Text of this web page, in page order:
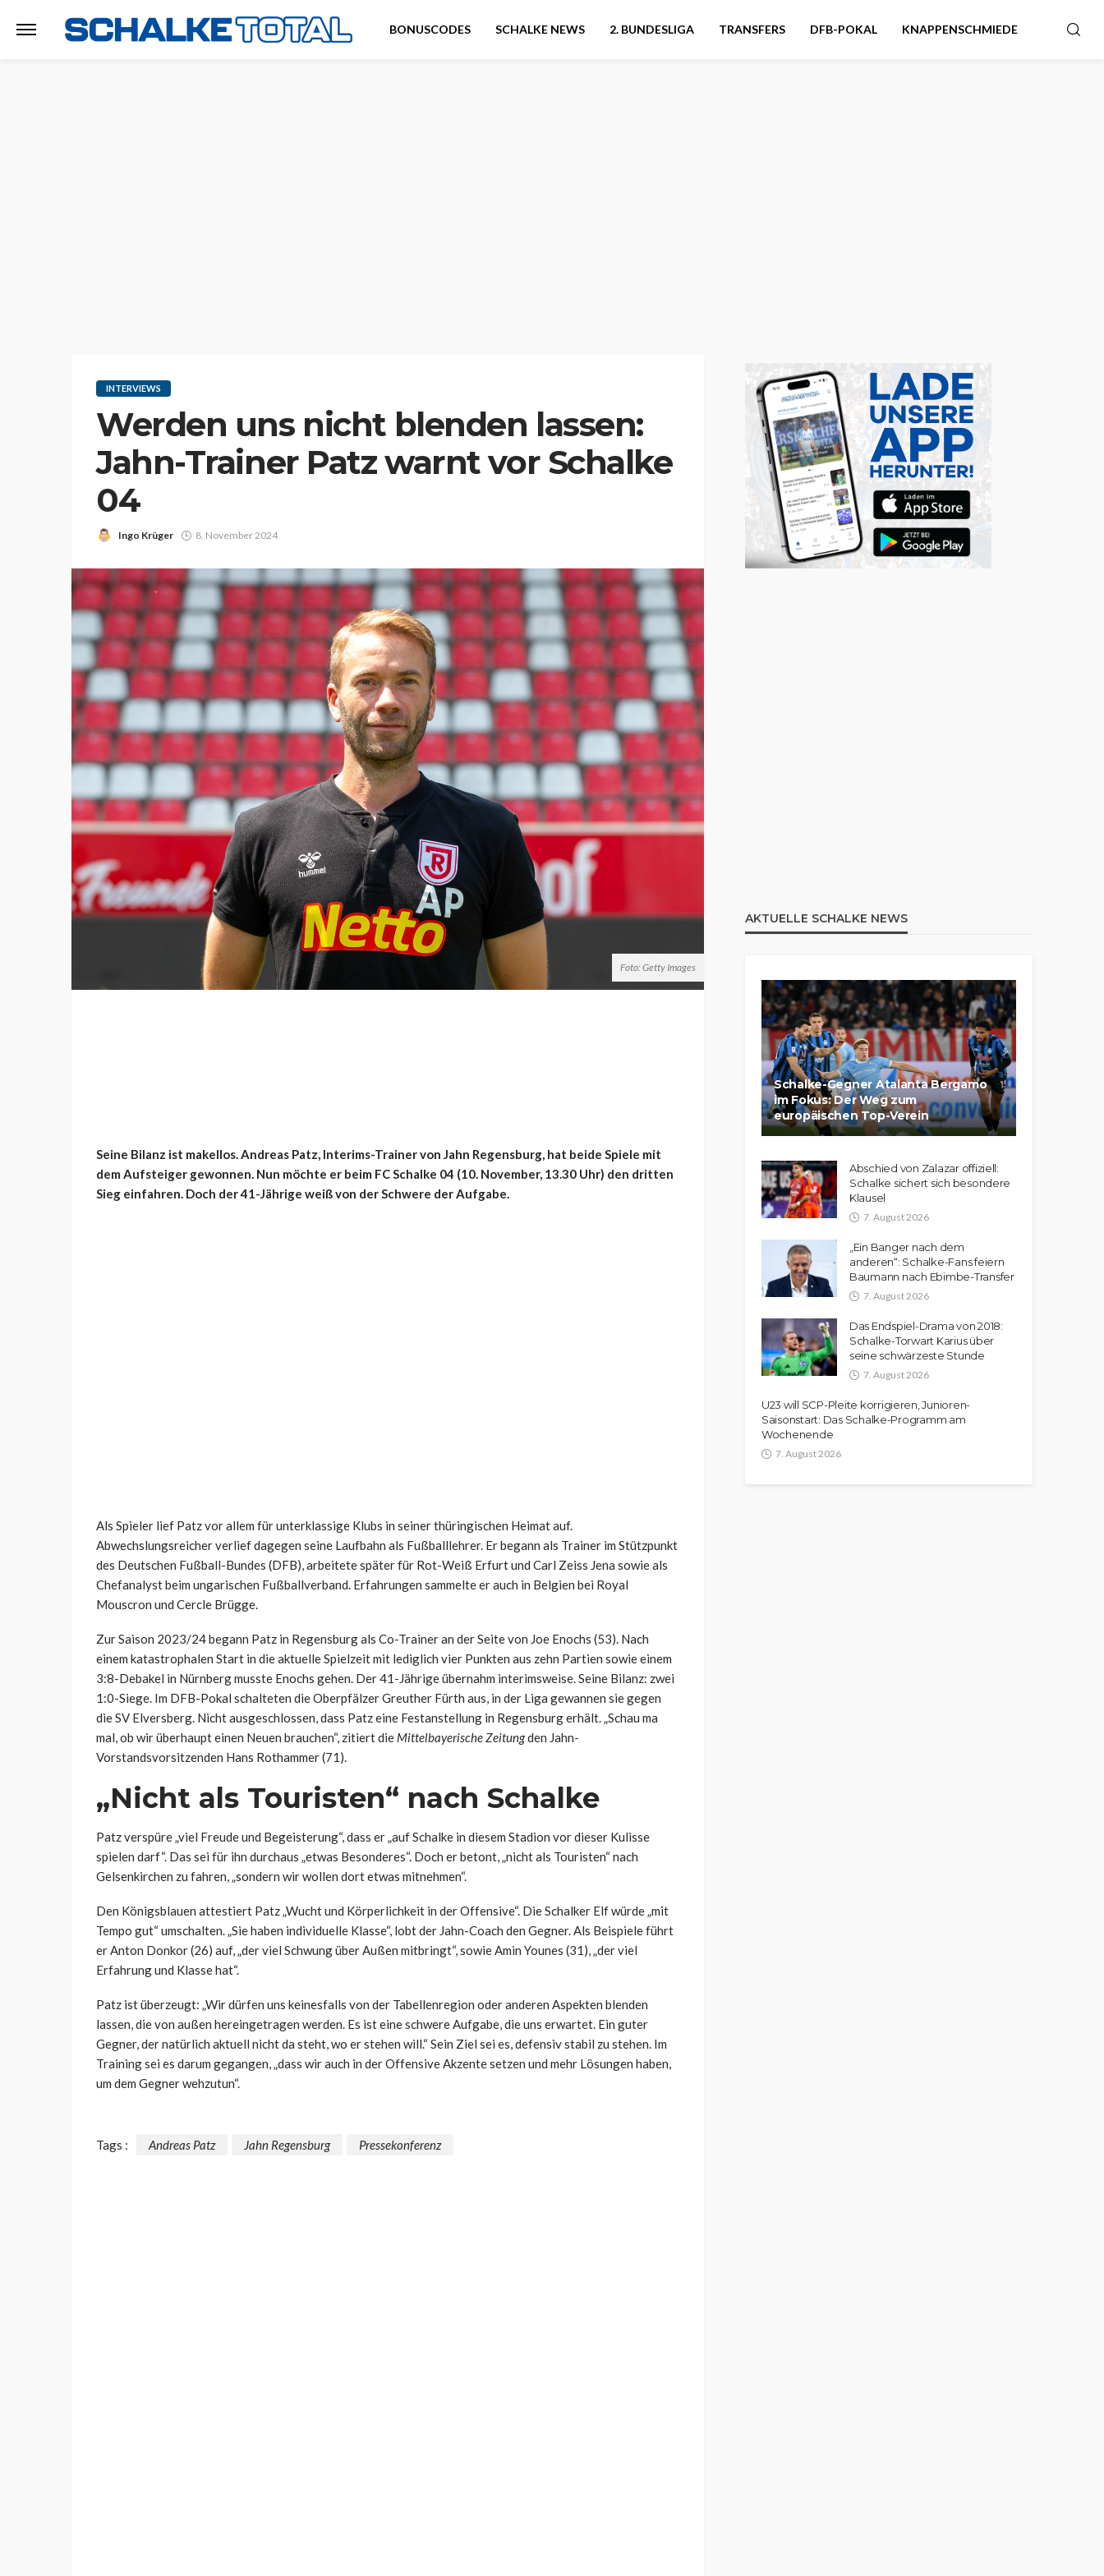
BONUSCODES SCHALKE NEWS 2. BUNDESLIGA TRANSFERS DFB-POKAL KNAPPENSCHMIEDE
INTERVIEWS
Werden uns nicht blenden lassen:
Jahn-Trainer Patz warnt vor Schalke
04
Ingo Krüger 8. November 2024
Foto: Getty Images
Seine Bilanz ist makellos. Andreas Patz, Interims-Trainer von Jahn Regensburg, hat beide Spiele mit
dem Aufsteiger gewonnen. Nun möchte er beim FC Schalke 04 (10. November, 13.30 Uhr) den dritten
Sieg einfahren. Doch der 41-Jährige weiß von der Schwere der Aufgabe.
Als Spieler lief Patz vor allem für unterklassige Klubs in seiner thüringischen Heimat auf.
Abwechslungsreicher verlief dagegen seine Laufbahn als Fußballlehrer. Er begann als Trainer im Stützpunkt
des Deutschen Fußball-Bundes (DFB), arbeitete später für Rot-Weiß Erfurt und Carl Zeiss Jena sowie als
Chefanalyst beim ungarischen Fußballverband. Erfahrungen sammelte er auch in Belgien bei Royal
Mouscron und Cercle Brügge.
Zur Saison 2023/24 begann Patz in Regensburg als Co-Trainer an der Seite von Joe Enochs (53). Nach
einem katastrophalen Start in die aktuelle Spielzeit mit lediglich vier Punkten aus zehn Partien sowie einem
3:8-Debakel in Nürnberg musste Enochs gehen. Der 41-Jährige übernahm interimsweise. Seine Bilanz: zwei
1:0-Siege. Im DFB-Pokal schalteten die Oberpfälzer Greuther Fürth aus, in der Liga gewannen sie gegen
die SV Elversberg. Nicht ausgeschlossen, dass Patz eine Festanstellung in Regensburg erhält. „Schau ma
mal, ob wir überhaupt einen Neuen brauchen“, zitiert die Mittelbayerische Zeitungden Jahn-
Vorstandsvorsitzenden Hans Rothammer (71).
„Nicht als Touristen“ nach Schalke
Patz verspüre „viel Freude und Begeisterung“, dass er „auf Schalke in diesem Stadion vor dieser Kulisse
spielen darf“. Das sei für ihn durchaus „etwas Besonderes“. Doch er betont, „nicht als Touristen“ nach
Gelsenkirchen zu fahren, „sondern wir wollen dort etwas mitnehmen“.
Den Königsblauen attestiert Patz „Wucht und Körperlichkeit in der Offensive“. Die Schalker Elf würde „mit
Tempo gut“ umschalten. „Sie haben individuelle Klasse“, lobt der Jahn-Coach den Gegner. Als Beispiele führt
er Anton Donkor (26) auf, „der viel Schwung über Außen mitbringt“, sowie Amin Younes (31), „der viel
Erfahrung und Klasse hat“.
Patz ist überzeugt: „Wir dürfen uns keinesfalls von der Tabellenregion oder anderen Aspekten blenden
lassen, die von außen hereingetragen werden. Es ist eine schwere Aufgabe, die uns erwartet. Ein guter
Gegner, der natürlich aktuell nicht da steht, wo er stehen will.“ Sein Ziel sei es, defensiv stabil zu stehen. Im
Training sei es darum gegangen, „dass wir auch in der Offensive Akzente setzen und mehr Lösungen haben,
um dem Gegner wehzutun“.
Tags : Andreas Patz Jahn Regensburg Pressekonferenz
AKTUELLE SCHALKE NEWS
Schalke-Gegner Atalanta Bergamo
im Fokus: Der Weg zum
europäischen Top-Verein
Abschied von Zalazar offiziell:
Schalke sichert sich besondere
Klausel
7. August 2026
„Ein Banger nach dem
anderen“: Schalke-Fans feiern
Baumann nach Ebimbe-Transfer
7. August 2026
Das Endspiel-Drama von 2018:
Schalke-Torwart Karius über
seine schwärzeste Stunde
7. August 2026
U23 will SCP-Pleite korrigieren, Junioren-
Saisonstart: Das Schalke-Programm am
Wochenende
7. August 2026